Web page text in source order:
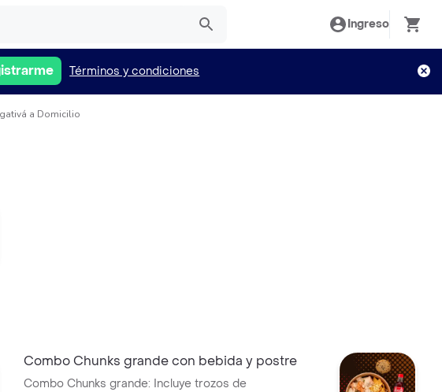
Ingreso
Términos y condiciones
a Domicilio
Combo Chunks grande con bebida y postre
Combo Chunks grande: Incluye trozos de